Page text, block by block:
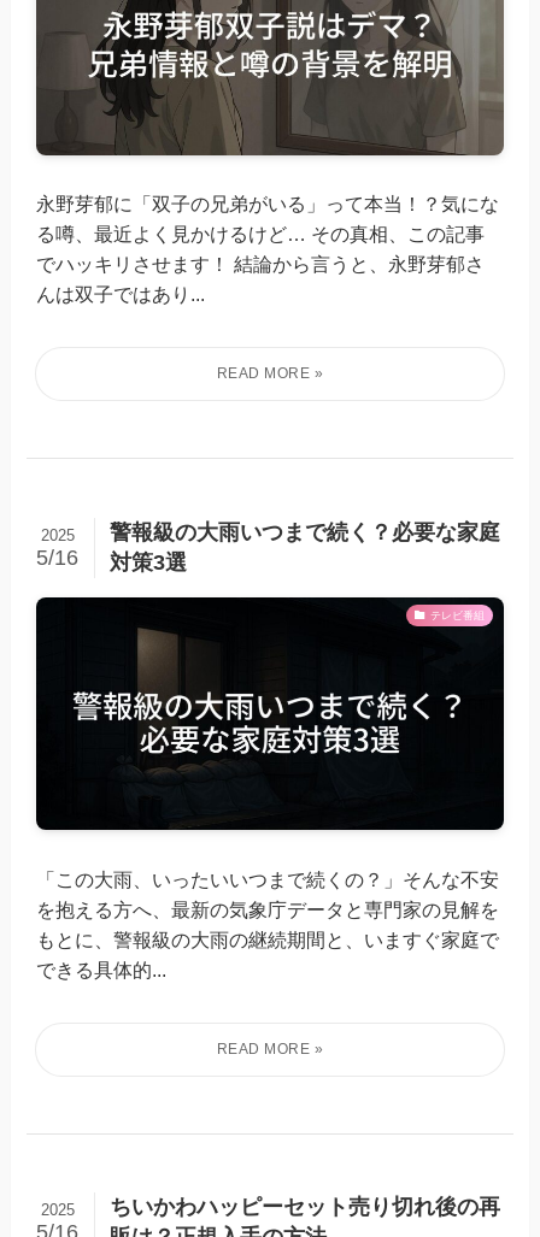
永野芽郁に「双子の兄弟がいる」って本当！？気にな
る噂、最近よく見かけるけど… その真相、この記事
でハッキリさせます！ 結論から言うと、永野芽郁さ
んは双子ではあり...
警報級の大雨いつまで続く？必要な家庭
対策3選
2025
5/16
テレビ番組
「この大雨、いったいいつまで続くの？」そんな不安
を抱える方へ、最新の気象庁データと専門家の見解を
もとに、警報級の大雨の継続期間と、いますぐ家庭で
できる具体的...
ちいかわハッピーセット売り切れ後の再
2025